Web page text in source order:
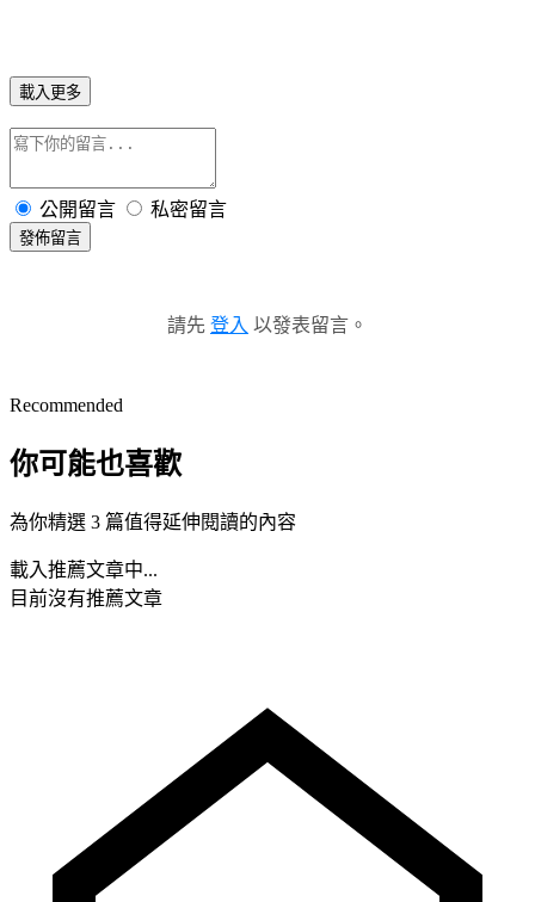
載入更多
公開留言 私密留言
發佈留言
請先 登入 以發表留言。
Recommended
你可能也喜歡
為你精選 3 篇值得延伸閱讀的內容
載入推薦文章中...
目前沒有推薦文章